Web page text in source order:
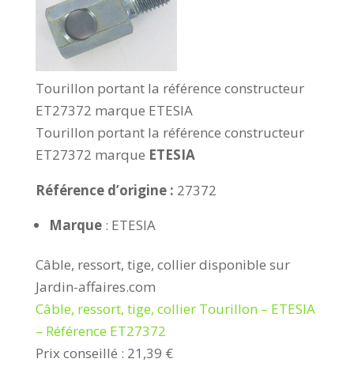
Tourillon portant la référence constructeur
ET27372 marque ETESIA
Tourillon portant la référence constructeur
ET27372 marque ETESIA
Référence d’origine : 27372
Marque: ETESIA
Câble, ressort, tige, collier disponible sur
Jardin-affaires.com
Câble, ressort, tige, collier Tourillon – ETESIA
– Référence ET27372
Prix conseillé : 21,39 €